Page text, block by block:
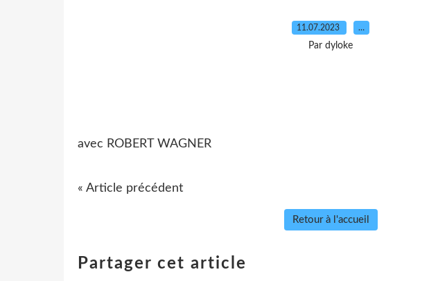
11.07.2023 …
Par dyloke
avec ROBERT WAGNER
« Article précédent
Retour à l'accueil
Partager cet article